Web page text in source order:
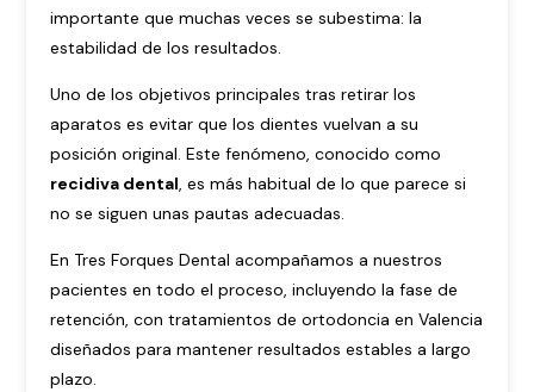
importante que muchas veces se subestima: la
estabilidad de los resultados.
Uno de los objetivos principales tras retirar los
aparatos es evitar que los dientes vuelvan a su
posición original. Este fenómeno, conocido como
recidiva dental, es más habitual de lo que parece si
no se siguen unas pautas adecuadas.
En Tres Forques Dental acompañamos a nuestros
pacientes en todo el proceso, incluyendo la fase de
retención, con tratamientos deortodoncia en Valencia
diseñados para mantener resultados estables a largo
plazo.